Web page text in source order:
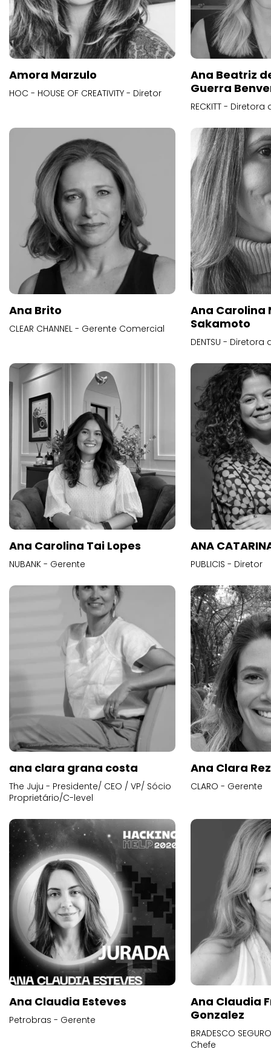
Amora Marzulo
HOC - HOUSE OF CREATIVITY - Diretor
Ana Beatriz
Guerra
RECKITT -
Ana Brito
CLEAR CHANNEL - Gerente Comercial
Ana Carolina
Sakamoto
DENTSU -
Ana Carolina Tai Lopes
NUBANK - Gerente
ANA
PUBLICIS - Diretor
ana clara grana costa
The Juju - Presidente/ CEO / VP/ Sócio
Proprietário/C-level
Ana Clara
CLARO - Gerente
Ana Claudia Esteves
Petrobras - Gerente
Ana Claudia
Gonzalez
BRADESCO
Chefe